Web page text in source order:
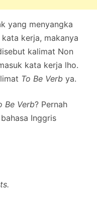
yang menyangka
kerja, makanya
kalimat Non
kata kerja lho.
To Be Verb ya.
Be Verb? Pernah
Inggris